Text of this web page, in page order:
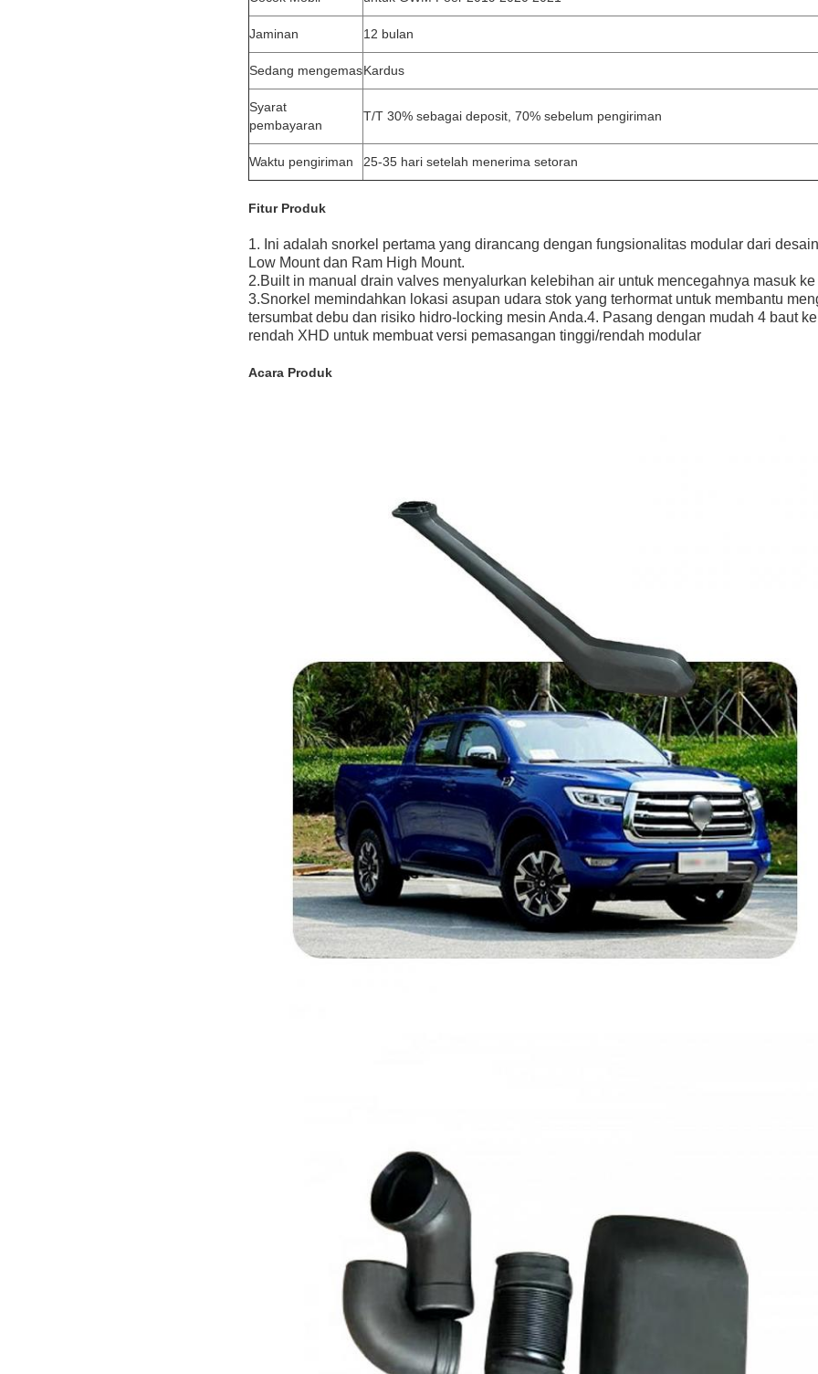
Jaminan 12 bulan
Sedang mengemasKardus
Syarat
pembayaran
T/T 30% sebagai deposit, 70% sebelum pengiriman
Waktu pengiriman 25-35 hari setelah menerima setoran
Fitur Produk
1. Ini adalah snorkel pertama yang dirancang dengan fungsionalitas modular dari
Low Mount dan Ram High Mount.
2.Built in manual drain valves menyalurkan kelebihan air untuk mencegahnya masuk
3.Snorkel memindahkan lokasi asupan udara stok yang terhormat untuk membantu
tersumbat debu dan risiko hidro-locking mesin Anda.4. Pasang dengan mudah 4 baut
rendah XHD untuk membuat versi pemasangan tinggi/rendah modular
Acara Produk